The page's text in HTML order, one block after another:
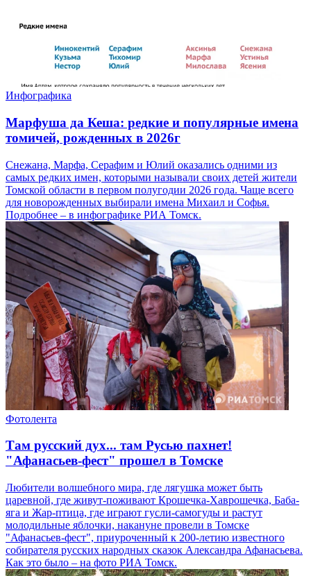
Инфографика
Марфуша да Кеша: редкие и популярные имена
томичей, рожденных в 2026г
Снежана, Марфа, Серафим и Юлий оказались одними из
самых редких имен, которыми называли своих детей жители
Томской области в первом полугодии 2026 года. Чаще всего
для новорожденных выбирали имена Михаил и Софья.
Подробнее – в инфографике РИА Томск.
Фотолента
Там русский дух... там Русью пахнет!
"Афанасьев-фест" прошел в Томске
Любители волшебного мира, где лягушка может быть
царевной, где живут-поживают Крошечка-Хаврошечка, Баба-
яга и Жар-птица, где играют гусли-самогуды и растут
молодильные яблочки, накануне провели в Томске
"Афанасьев-фест", приуроченный к 200-летию известного
собирателя русских народных сказок Александра Афанасьева.
Как это было – на фото РИА Томск.